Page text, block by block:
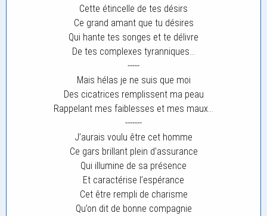
Cette étincelle de tes désirs
Ce grand amant que tu désires
Qui hante tes songes et te délivre
De tes complexes tyranniques…
-----
Mais hélas je ne suis que moi
Des cicatrices remplissent ma peau
Rappelant mes faiblesses et mes maux…
-------
J’aurais voulu être cet homme
Ce gars brillant plein d’assurance
Qui illumine de sa présence
Et caractérise l’espérance
Cet être rempli de charisme
Qu’on dit de bonne compagnie